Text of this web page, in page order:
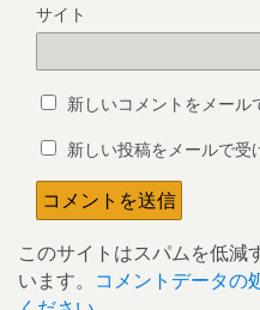
サイト
新しいコメントをメール
新しい投稿をメールで受
このサイトはスパムを低減
います。 コメントデータの